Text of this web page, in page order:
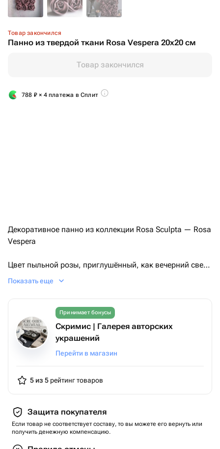
Товар закончился
Панно из твердой ткани Rosa Vespera 20x20 см
Товар закончился
788 ₽ × 4 платежа в Сплит
Декоративное панно из коллекции Rosa Sculpta — Rosa
Vespera
Цвет пыльной розы, приглушённый, как вечерний свет.
Серебристое напыление — будто лунная пыль на
В Rosa Vespera — девять роз, выстроенных в строгую
геометрию, но живущих по-своему, размер панно
20x20 см.
На изображении — увядшие живые цветы рядом с
панно, которое не теряет форму, не тускнеет, не
размышление о времени, о хрупкости.
Показать еще
Принимает бонусы
Скримис | Галерея авторских
украшений
Перейти в магазин
5 из 5 рейтинг товаров
Защита покупателя
Если товар не соответствует составу, то вы можете его вернуть или
получить денежную компенсацию.